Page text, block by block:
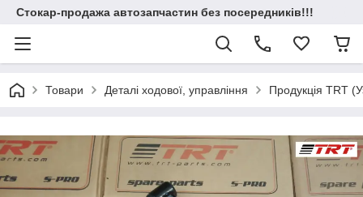
Стокар-продажа автозапчастин без посередників!!!
Товари Деталі ходової, управління Продукція TRT